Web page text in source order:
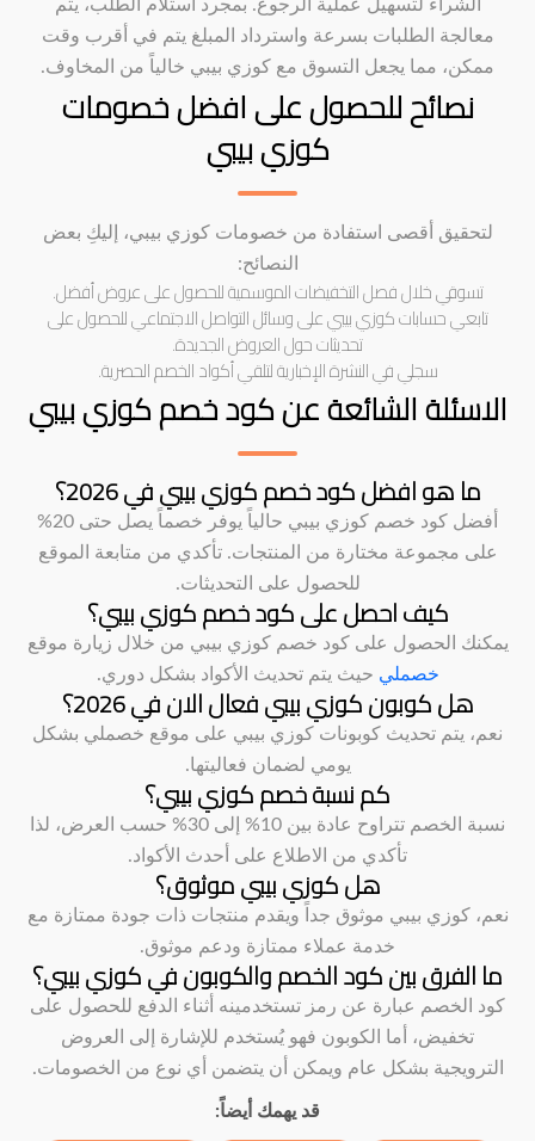
الشراء لتسهيل عملية الرجوع. بمجرد استلام الطلب، يتم
معالجة الطلبات بسرعة واسترداد المبلغ يتم في أقرب وقت
ممكن، مما يجعل التسوق مع كوزي بيبي خالياً من المخاوف.
نصائح للحصول على افضل خصومات
كوزي بيبي
لتحقيق أقصى استفادة من خصومات كوزي بيبي، إليكِ بعض
النصائح:
تسوقي خلال فصل التخفيضات الموسمية للحصول على عروض أفضل.
تابعي حسابات كوزي بيبي على وسائل التواصل الاجتماعي للحصول على
تحديثات حول العروض الجديدة.
سجلي في النشرة الإخبارية لتلقي أكواد الخصم الحصرية.
الاسئلة الشائعة عن كود خصم كوزي بيبي
ما هو افضل كود خصم كوزي بيبي في 2026؟
أفضل كود خصم كوزي بيبي حالياً يوفر خصماً يصل حتى 20%
على مجموعة مختارة من المنتجات. تأكدي من متابعة الموقع
للحصول على التحديثات.
كيف احصل على كود خصم كوزي بيبي؟
يمكنك الحصول على كود خصم كوزي بيبي من خلال زيارة موقع
خصملي حيث يتم تحديث الأكواد بشكل دوري.
هل كوبون كوزي بيبي فعال الان في 2026؟
نعم، يتم تحديث كوبونات كوزي بيبي على موقع خصملي بشكل
يومي لضمان فعاليتها.
كم نسبة خصم كوزي بيبي؟
نسبة الخصم تتراوح عادة بين 10% إلى 30% حسب العرض، لذا
تأكدي من الاطلاع على أحدث الأكواد.
هل كوزي بيبي موثوق؟
نعم، كوزي بيبي موثوق جداً ويقدم منتجات ذات جودة ممتازة مع
خدمة عملاء ممتازة ودعم موثوق.
ما الفرق بين كود الخصم والكوبون في كوزي بيبي؟
كود الخصم عبارة عن رمز تستخدمينه أثناء الدفع للحصول على
تخفيض، أما الكوبون فهو يُستخدم للإشارة إلى العروض
الترويجية بشكل عام ويمكن أن يتضمن أي نوع من الخصومات.
قد يهمك أيضاً: